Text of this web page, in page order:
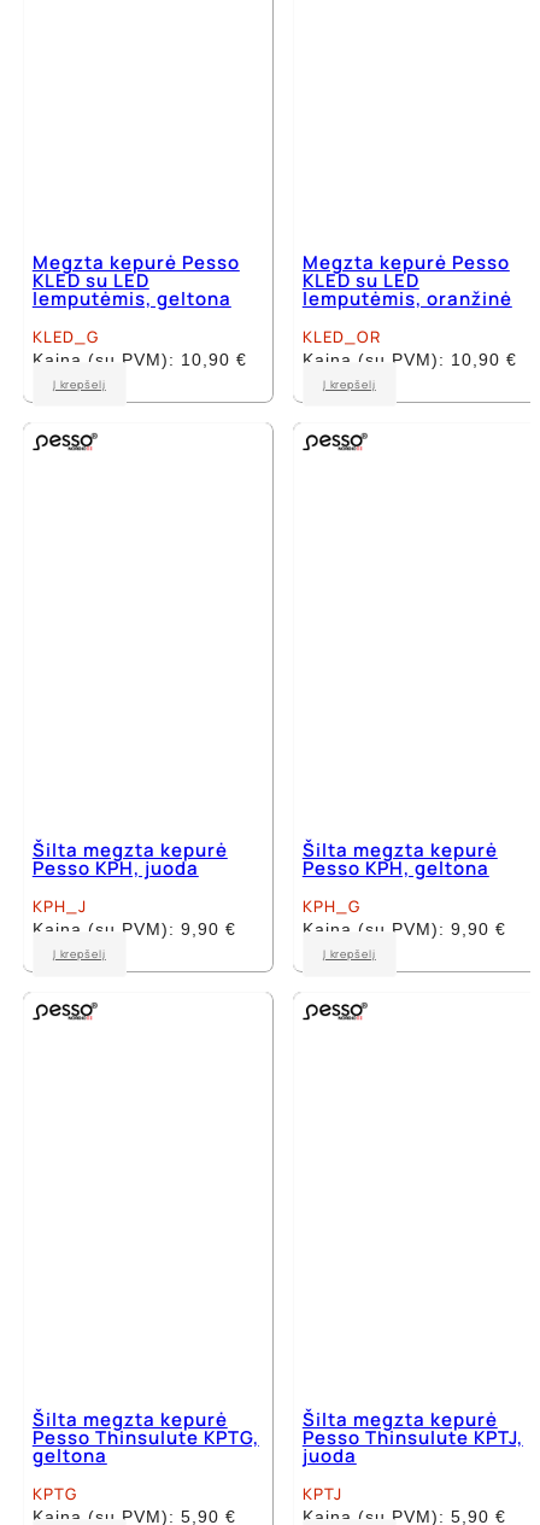
Megzta kepurė Pesso
KLED su LED
lemputėmis, geltona
KLED_G
Kaina (su PVM): 10,90 €
Į krepšelį
Megzta kepurė Pesso
KLED su LED
lemputėmis, oranžinė
KLED_OR
Kaina (su PVM): 10,90 €
Į krepšelį
Šilta megzta kepurė
Pesso KPH, juoda
KPH_J
Kaina (su PVM): 9,90 €
Į krepšelį
Šilta megzta kepurė
Pesso KPH, geltona
KPH_G
Kaina (su PVM): 9,90 €
Į krepšelį
Šilta megzta kepurė
Pesso Thinsulute KPTG,
geltona
KPTG
Kaina (su PVM): 5,90 €
Šilta megzta kepurė
Pesso Thinsulute KPTJ,
juoda
KPTJ
Kaina (su PVM): 5,90 €